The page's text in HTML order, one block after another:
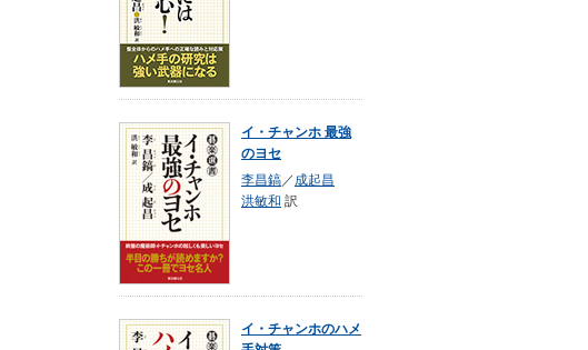
イ・チャンホ 最強
のヨセ
李昌鎬／ 成起昌
洪敏和 訳
イ・チャンホのハメ